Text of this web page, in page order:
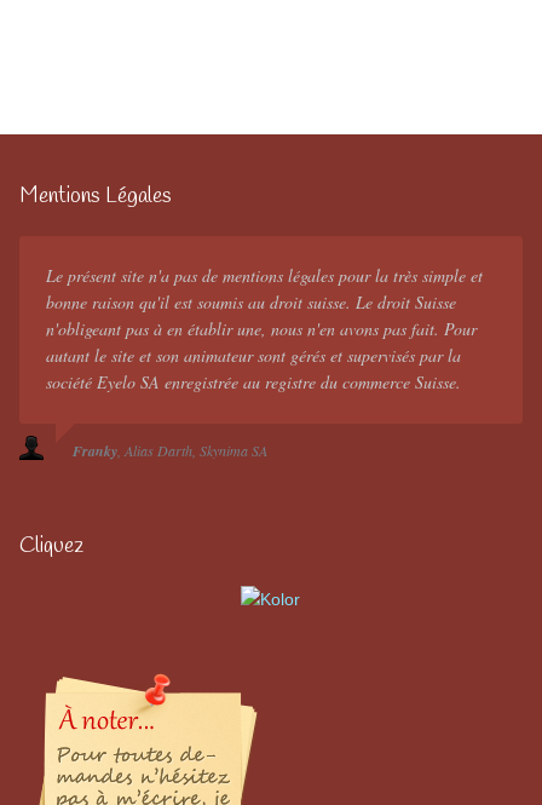
Mentions Légales
Le présent site n'a pas de mentions légales pour la très simple et
bonne raison qu'il est soumis au droit suisse. Le droit Suisse
n'obligeant pas à en établir une, nous n'en avons pas fait. Pour
autant le site et son animateur sont gérés et supervisés par la
société Eyelo SA enregistrée au registre du commerce Suisse.
Franky Alias Darth Skynima SA
Cliquez